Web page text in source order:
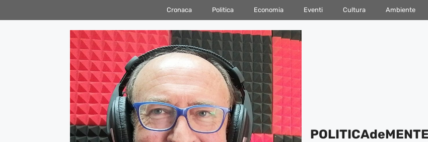
al
Cronaca Politica Economia Eventi Cultura Ambiente